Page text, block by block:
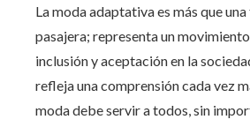
La moda adaptativa es más que
pasajera; representa un
inclusión y aceptación en la
refleja una comprensión cada vez
moda debe servir a todos, sin